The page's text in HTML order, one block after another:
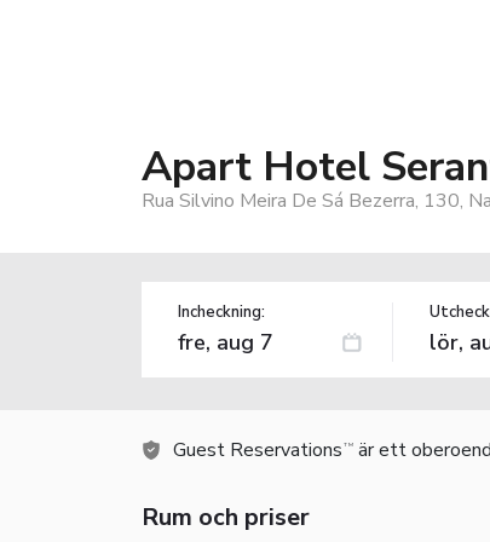
Apart Hotel
Rua Silvino Meira De Sá Bezerra, 130,
Incheckning:
Guest Reservations TM är ett
Rum och priser